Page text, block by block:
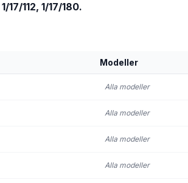
17/112, 1/17/180.
Modeller
Alla modeller
Alla modeller
Alla modeller
Alla modeller